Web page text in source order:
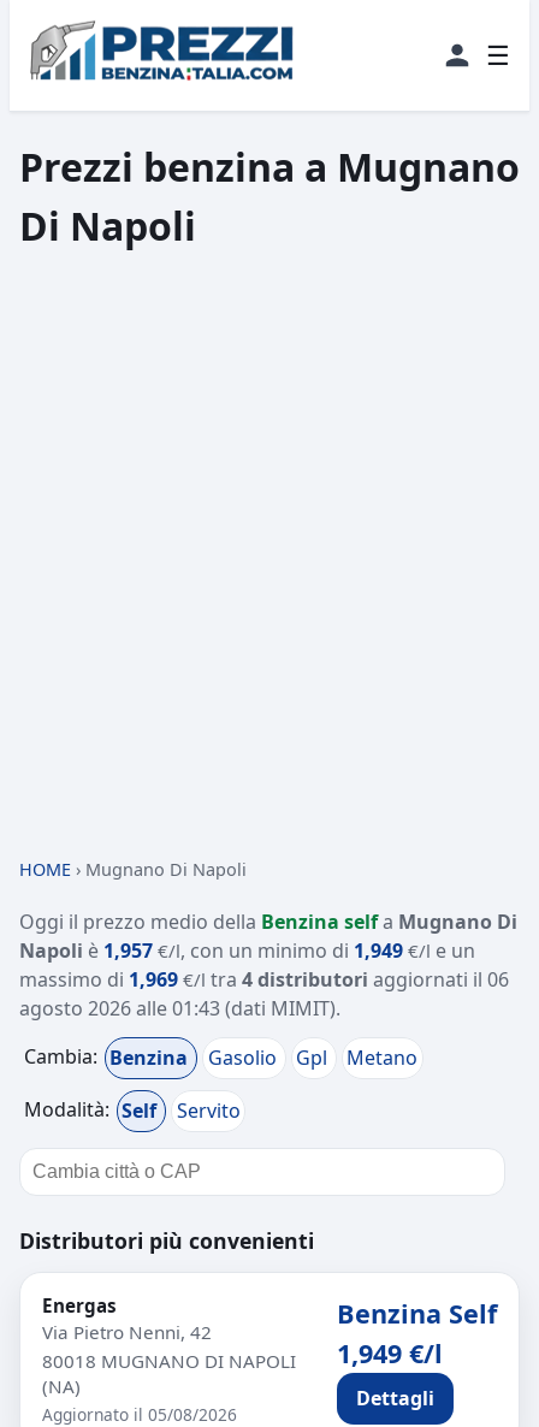
☰
Prezzi benzina a Mugnano
Di Napoli
HOME › Mugnano Di Napoli
Oggi il prezzo medio della Benzina selfa Mugnano Di
Napoli è 1,957 €/l, con un minimo di 1,949 €/l e un
massimo di 1,969 €/l tra 4 distributori aggiornati il 06
agosto 2026 alle 01:43(dati MIMIT).
Cambia: Benzina Gasolio Gpl
Metano
Modalità: Self Servito
Distributori più convenienti
Energas
Via Pietro Nenni, 42
80018 MUGNANO DI NAPOLI
(NA)
Aggiornato il 05/08/2026
Benzina Self
1,949 €/l
Dettagli